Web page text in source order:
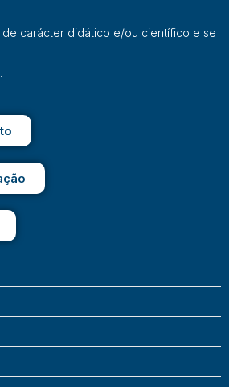
de carácter didático e/ou científico e se